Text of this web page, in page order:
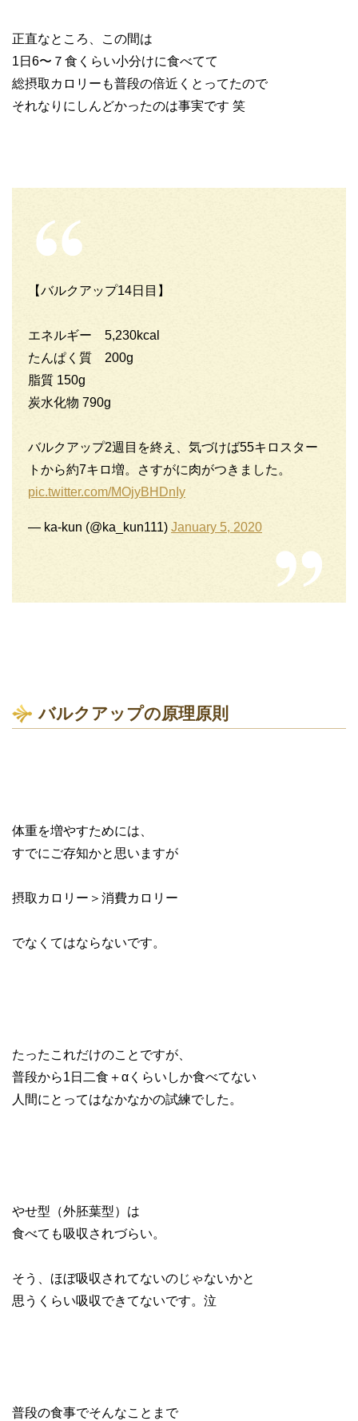
正直なところ、この間は
1日6〜７食くらい小分けに食べてて
総摂取カロリーも普段の倍近くとってたので
それなりにしんどかったのは事実です 笑
【バルクアップ14日目】
エネルギー 5,230kcal
たんぱく質 200g
脂質 150g
炭水化物 790g
バルクアップ2週目を終え、気づけば55キロスター
トから約7キロ増。さすがに肉がつきました。
pic.twitter.com/MOjyBHDnIy
— ka-kun (@ka_kun111) January 5, 2020
バルクアップの原理原則
体重を増やすためには、
すでにご存知かと思いますが
摂取カロリー＞消費カロリー
でなくてはならないです。
たったこれだけのことですが、
普段から1日二食＋αくらいしか食べてない
人間にとってはなかなかの試練でした。
やせ型（外胚葉型）は
食べても吸収されづらい。
そう、ほぼ吸収されてないのじゃないかと
思うくらい吸収できてないです。泣
普段の食事でそんなことまで